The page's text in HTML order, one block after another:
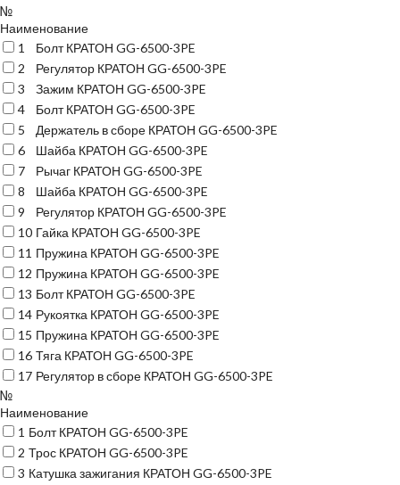
№
Наименование
1
Болт КРАТОН GG-6500-3PE
2
Регулятор КРАТОН GG-6500-3PE
3
Зажим КРАТОН GG-6500-3PE
4
Болт КРАТОН GG-6500-3PE
5
Держатель в сборе КРАТОН GG-6500-3PE
6
Шайба КРАТОН GG-6500-3PE
7
Рычаг КРАТОН GG-6500-3PE
8
Шайба КРАТОН GG-6500-3PE
9
Регулятор КРАТОН GG-6500-3PE
10 Гайка КРАТОН GG-6500-3PE
11 Пружина КРАТОН GG-6500-3PE
12 Пружина КРАТОН GG-6500-3PE
13 Болт КРАТОН GG-6500-3PE
14 Рукоятка КРАТОН GG-6500-3PE
15 Пружина КРАТОН GG-6500-3PE
16 Тяга КРАТОН GG-6500-3PE
17 Регулятор в сборе КРАТОН GG-6500-3PE
№
Наименование
1 Болт КРАТОН GG-6500-3PE
2 Трос КРАТОН GG-6500-3PE
3 Катушка зажигания КРАТОН GG-6500-3PE